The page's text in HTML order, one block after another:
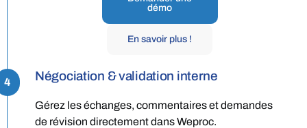
démo
En savoir plus !
Négociation & validation interne
4
Gérez les échanges, commentaires et demandes
de révision directement dans Weproc.